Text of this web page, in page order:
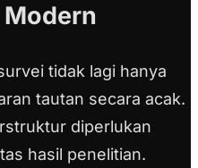
tidak lagi hanya
tautan secara acak.
diperlukan
hasil penelitian.